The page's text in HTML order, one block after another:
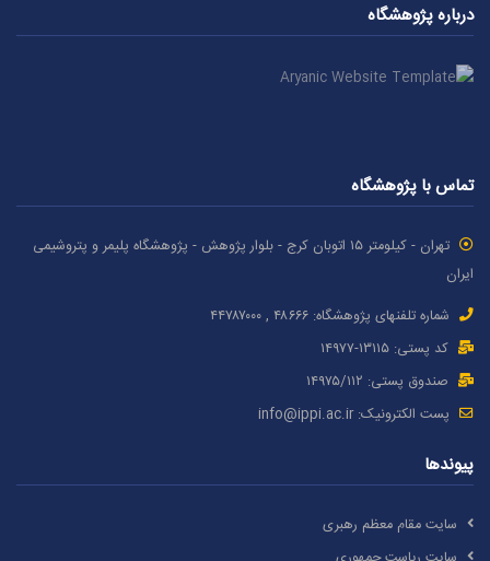
درباره پژوهشگاه
تماس با پژوهشگاه
تهران - کیلومتر ۱۵ اتوبان کرج - بلوار پژوهش - پژوهشگاه پلیمر و پتروشیمی
ایران
شماره تلفنهای پژوهشگاه: ۴۸۶۶۶ , ۴۴۷۸۷٠٠٠
کد پستی: ۱٣۱۱۵-۱۴۹۷۷
صندوق پستی: ۱۴۹۷۵/١١۲
پست الکترونیک:info@ippi.ac.ir
پیوندها
سایت مقام معظم رهبری